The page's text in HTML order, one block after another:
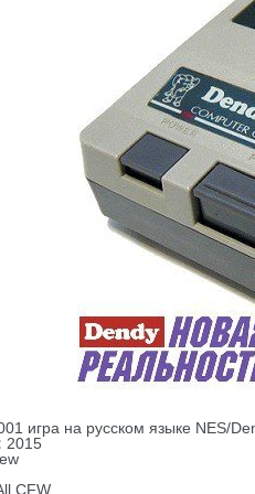
игра на русском языке NES/
2015
CFW